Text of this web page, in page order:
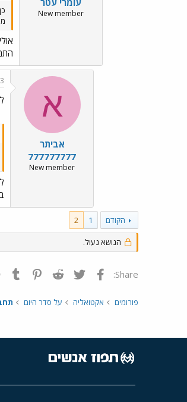
New member
א
אביתר
777777777
New member
הקודם 1
2
הנושא נעול.
Share: פייסבוק Twitter
Reddit
פורומים אקטואליה על סדר היום